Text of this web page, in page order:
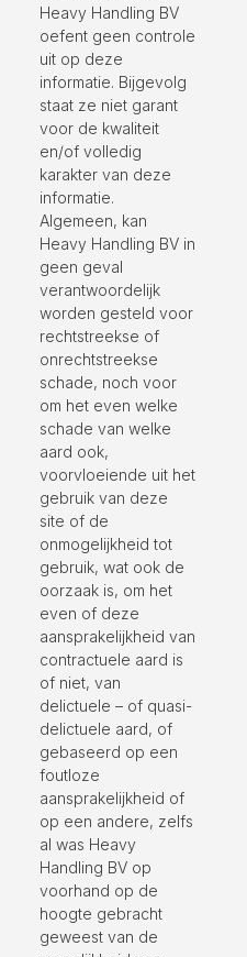
Heavy Handling BV
oefent geen controle
uit op deze
informatie. Bijgevolg
staat ze niet garant
voor de kwaliteit
en/of volledig
karakter van deze
informatie.
Algemeen, kan
Heavy Handling BV in
geen geval
verantwoordelijk
worden gesteld voor
rechtstreekse of
onrechtstreekse
schade, noch voor
om het even welke
schade van welke
aard ook,
voorvloeiende uit het
gebruik van deze
site of de
onmogelijkheid tot
gebruik, wat ook de
oorzaak is, om het
even of deze
aansprakelijkheid van
contractuele aard is
of niet, van
delictuele – of quasi-
delictuele aard, of
gebaseerd op een
foutloze
aansprakelijkheid of
op een andere, zelfs
al was Heavy
Handling BV op
voorhand op de
hoogte gebracht
geweest van de